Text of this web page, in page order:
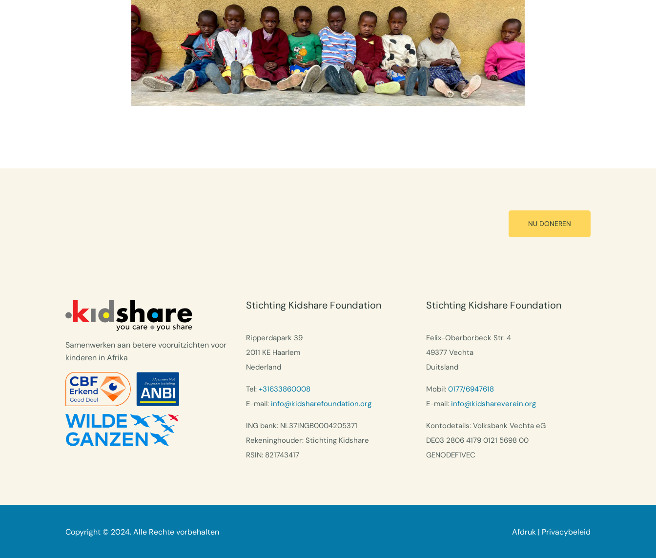
NU DONEREN
Samenwerken aan betere vooruitzichten voor
kinderen in Afrika
Stichting Kidshare Foundation
Ripperdapark 39
2011 KE Haarlem
Nederland
Tel: +31633860008
E-mail: info@kidsharefoundation.org
ING bank: NL37INGB0004205371
Rekeninghouder: Stichting Kidshare
RSIN: 821743417
Stichting Kidshare Foundation
Felix-Oberborbeck Str. 4
49377 Vechta
Duitsland
Mobil: 0177/6947618
E-mail: info@kidshareverein.org
Kontodetails: Volksbank Vechta eG
DE03 2806 4179 0121 5698 00
GENODEF1VEC
Copyright © 2024. Alle Rechte vorbehalten Afdruk| Privacybeleid